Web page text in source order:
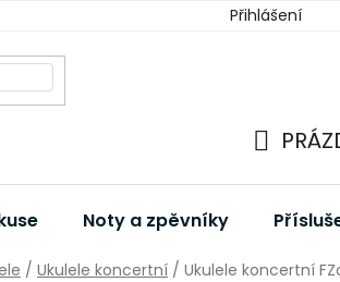
Přihlášení
KOŠÍK
Noty a zpěvníky
/ Ukulele koncertní / Ukulele koncertní